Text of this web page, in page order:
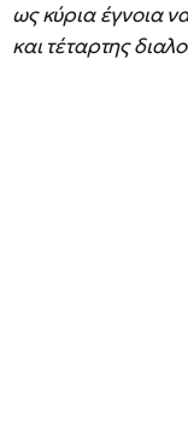
ως κύρια έγνοια
και τέταρτης